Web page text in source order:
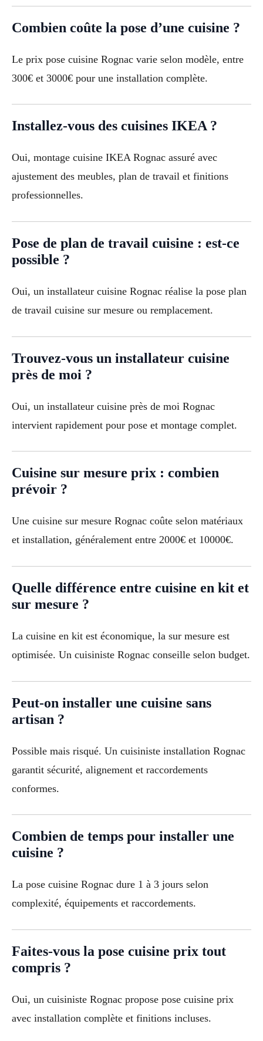
Combien coûte la pose d’une cuisine ?
Le prix pose cuisine Rognac varie selon modèle, entre
300€ et 3000€ pour une installation complète.
Installez-vous des cuisines IKEA ?
Oui, montage cuisine IKEA Rognac assuré avec
ajustement des meubles, plan de travail et finitions
professionnelles.
Pose de plan de travail cuisine : est-ce
possible ?
Oui, un installateur cuisine Rognac réalise la pose plan
de travail cuisine sur mesure ou remplacement.
Trouvez-vous un installateur cuisine
près de moi ?
Oui, un installateur cuisine près de moi Rognac
intervient rapidement pour pose et montage complet.
Cuisine sur mesure prix : combien
prévoir ?
Une cuisine sur mesure Rognac coûte selon matériaux
et installation, généralement entre 2000€ et 10000€.
Quelle différence entre cuisine en kit et
sur mesure ?
La cuisine en kit est économique, la sur mesure est
optimisée. Un cuisiniste Rognac conseille selon budget.
Peut-on installer une cuisine sans
artisan ?
Possible mais risqué. Un cuisiniste installation Rognac
garantit sécurité, alignement et raccordements
conformes.
Combien de temps pour installer une
cuisine ?
La pose cuisine Rognac dure 1 à 3 jours selon
complexité, équipements et raccordements.
Faites-vous la pose cuisine prix tout
compris ?
Oui, un cuisiniste Rognac propose pose cuisine prix
avec installation complète et finitions incluses.